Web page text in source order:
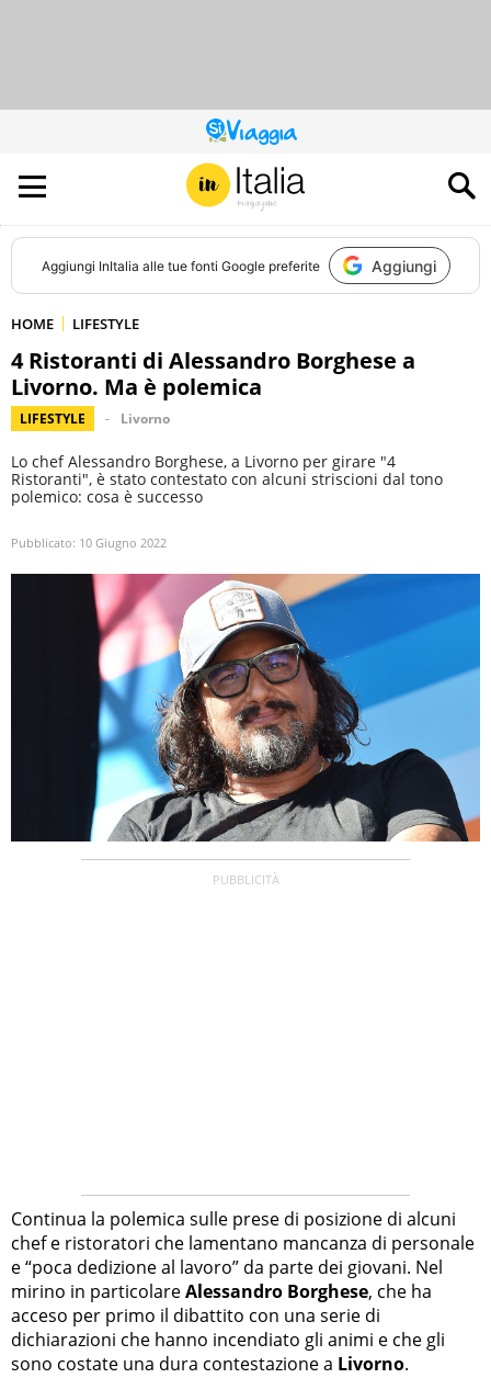
QUESTO
SITO
CONTRIBUISCE
ALL’AUDIENCE
DI
Aggiungi InItalia alle tue fonti Google preferite Aggiungi
HOME LIFESTYLE
4 Ristoranti di Alessandro Borghese a
Livorno. Ma è polemica
LIFESTYLE Livorno
Lo chef Alessandro Borghese, a Livorno per girare "4
Ristoranti", è stato contestato con alcuni striscioni dal tono
polemico: cosa è successo
Pubblicato: 10 Giugno 2022
Continua la polemica sulle prese di posizione di alcuni
chef e ristoratori che lamentano mancanza di personale
e “poca dedizione al lavoro” da parte dei giovani. Nel
mirino in particolareAlessandro Borghese, che ha
acceso per primo il dibattito con una serie di
dichiarazioni che hanno incendiato gli animi e che gli
sono costate una dura contestazione a Livorno.